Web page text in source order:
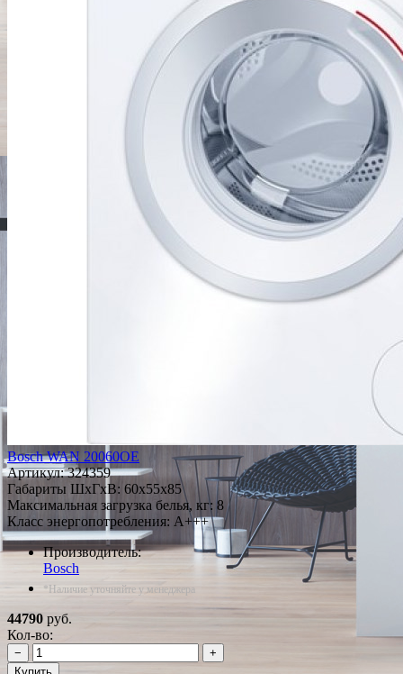
Bosch WAN 20060OE
Артикул:324359
Габариты ШxГxВ: 60x55x85
Максимальная загрузка белья, кг: 8
Класс энергопотребления: A+++
Производитель:
Bosch
*Наличие уточняйте у менеджера
44790 руб.
Кол-во:
−
+